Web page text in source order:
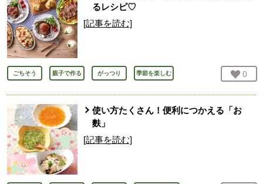
るレシピ♡
[記事を読む]
ごちそう 親子で作る がっつり 季節を楽しむ お気
0
使い方たくさん！便利につかえる「お
麩」
[記事を読む]